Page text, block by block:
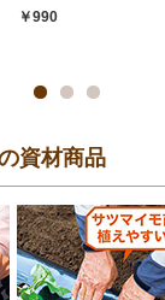
￥990
資材商品